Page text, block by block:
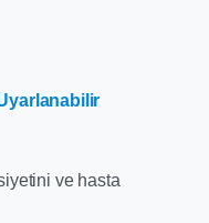
ve hasta